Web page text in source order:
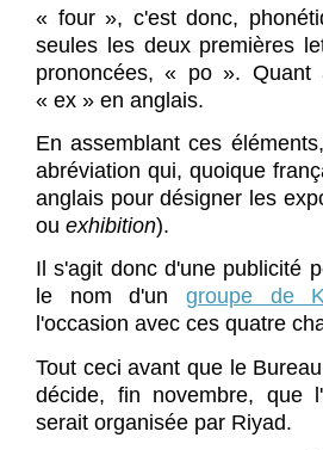
« four », c'est donc,
seules les deux premières
prononcées, « po ».
« ex » en anglais.
En assemblant ces
abréviation qui, quoique
anglais pour désigner les
ou exhibition).
Il s'agit donc d'une publicité
le nom d'un groupe de
l'occasion avec ces quatre
Tout ceci avant que le
décide, fin novembre, que
serait organisée par Riyad.